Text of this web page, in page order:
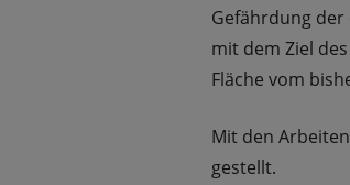
Gefährdung
mit dem Ziel
Fläche vom
Mit den
gestellt.